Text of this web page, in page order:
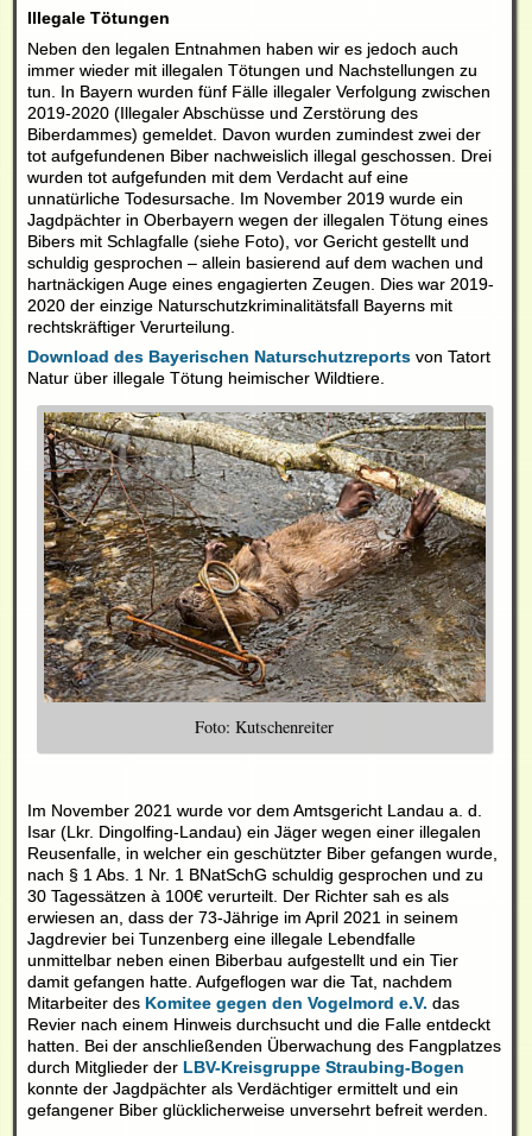
Illegale Tötungen
Neben den legalen Entnahmen haben wir es jedoch auch
immer wieder mit illegalen Tötungen und Nachstellungen zu
tun.
In Bayern wurden fünf Fälle illegaler Verfolgung zwischen
2019-2020 (Illegaler Abschüsse und Zerstörung des
Biberdammes) gemeldet. Davon wurden zumindest zwei der
tot aufgefundenen Biber nachweislich illegal geschossen. Drei
wurden tot aufgefunden mit dem Verdacht auf eine
unnatürliche Todesursache. Im November 2019 wurde ein
Jagdpächter in Oberbayern wegen der illegalen Tötung eines
Bibers mit Schlagfalle (siehe Foto), vor Gericht gestellt und
schuldig gesprochen – allein basierend auf dem wachen und
hartnäckigen Auge eines engagierten Zeugen. Dies war 2019-
2020 der einzige Naturschutzkriminalitätsfall Bayerns mit
rechtskräftiger Verurteilung.
Download des Bayerischen Naturschutzreportsvon Tatort
Natur über illegale Tötung heimischer Wildtiere.
Foto: Kutschenreiter
Im November 2021 wurde vor dem Amtsgericht Landau a. d.
Isar (Lkr. Dingolfing-Landau) ein Jäger wegen einer illegalen
Reusenfalle, in welcher ein geschützter Biber gefangen wurde,
nach § 1 Abs. 1 Nr. 1 BNatSchG schuldig gesprochen und zu
30 Tagessätzen à 100€ verurteilt. Der Richter sah es als
erwiesen an, dass der 73-Jährige im April 2021 in seinem
Jagdrevier bei Tunzenberg eine illegale Lebendfalle
unmittelbar neben einen Biberbau aufgestellt und ein Tier
damit gefangen hatte. Aufgeflogen war die Tat, nachdem
Mitarbeiter des Komitee gegen den Vogelmord e.V. das
Revier nach einem Hinweis durchsucht und die Falle entdeckt
hatten. Bei der anschließenden Überwachung des Fangplatzes
durch Mitglieder der LBV-Kreisgruppe Straubing-Bogen
konnte der Jagdpächter als Verdächtiger ermittelt und ein
gefangener Biber glücklicherweise unversehrt befreit werden.